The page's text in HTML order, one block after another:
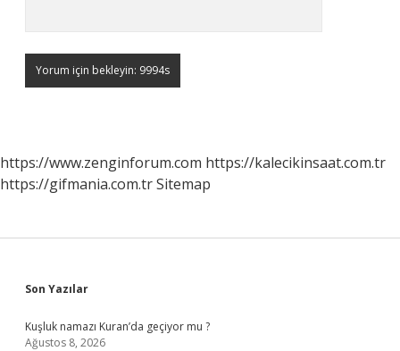
https://www.zenginforum.com https://kalecikinsaat.com.tr
https://gifmania.com.trSitemap
Sidebar
Son Yazılar
Kuşluk namazı Kuran’da geçiyor mu ?
Ağustos 8, 2026